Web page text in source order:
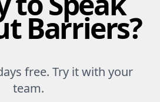
Barriers?
free. Try it with your
team.